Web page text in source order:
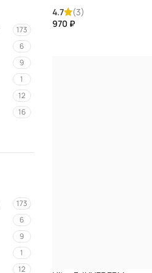
2
3
3
2
7
2
1
3
9
9
1
173
6
9
1
12
16
173
6
9
1
12
4.7
(3)
₽